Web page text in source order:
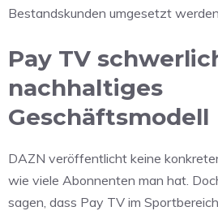
Bestandskunden umgesetzt werden.
Pay TV
nachhaltiges
Geschäftsmodell
DAZN veröffentlicht keine
wie viele Abonnenten man hat.
sagen, dass Pay TV im